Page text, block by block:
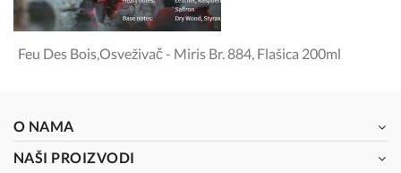
Feu Des Bois,osveživač - Miris Br. 884, Flašica 200ml
O NAMA
NAŠI PROIZVODI